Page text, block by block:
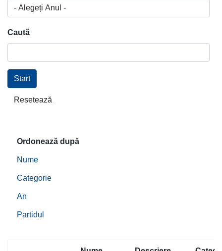
Caută
Ordonează după
Nume
Categorie
An
Partidul